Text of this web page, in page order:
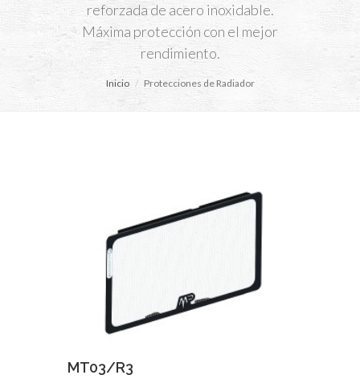
reforzada de acero inoxidable.
Máxima protección con el mejor
rendimiento.
Inicio Protecciones de Radiador
Agregar
MT03/R3